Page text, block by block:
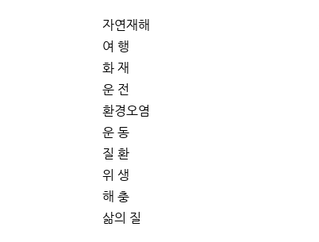
자연재해
여 행
화 재
운 전
환경오염
운 동
질 환
위 생
해 충
삶의 질